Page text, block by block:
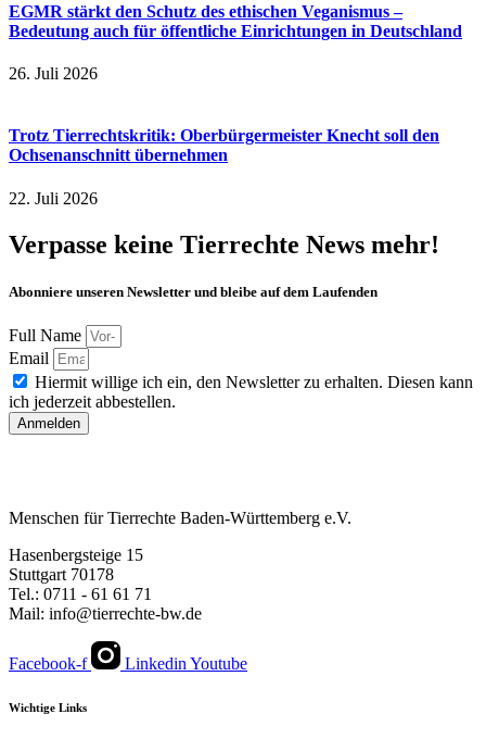
EGMR stärkt den Schutz des ethischen Veganismus –
Bedeutung auch für öffentliche Einrichtungen in Deutschland
26. Juli 2026
Trotz Tierrechtskritik: Oberbürgermeister Knecht soll den
Ochsenanschnitt übernehmen
22. Juli 2026
Verpasse keine Tierrechte News mehr!
Abonniere unseren Newsletter und bleibe auf dem Laufenden
Full Name
Email
Hiermit willige ich ein, den Newsletter zu erhalten. Diesen kann
ich jederzeit abbestellen.
Anmelden
Menschen für Tierrechte Baden-Württemberg e.V.
Hasenbergsteige 15
Stuttgart 70178
Tel.: 0711 - 61 61 71
Mail: info@tierrechte-bw.de
Facebook-f Linkedin Youtube
Wichtige Links